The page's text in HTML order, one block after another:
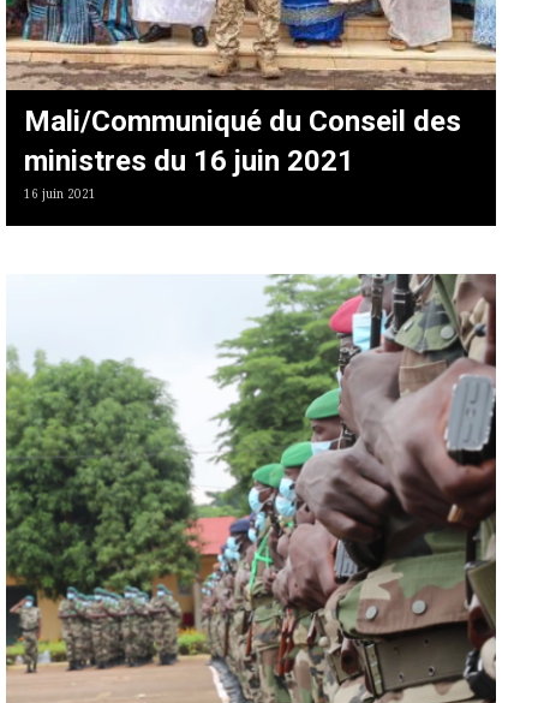
Mali/Communiqué du Conseil des
ministres du 16 juin 2021
16 juin 2021